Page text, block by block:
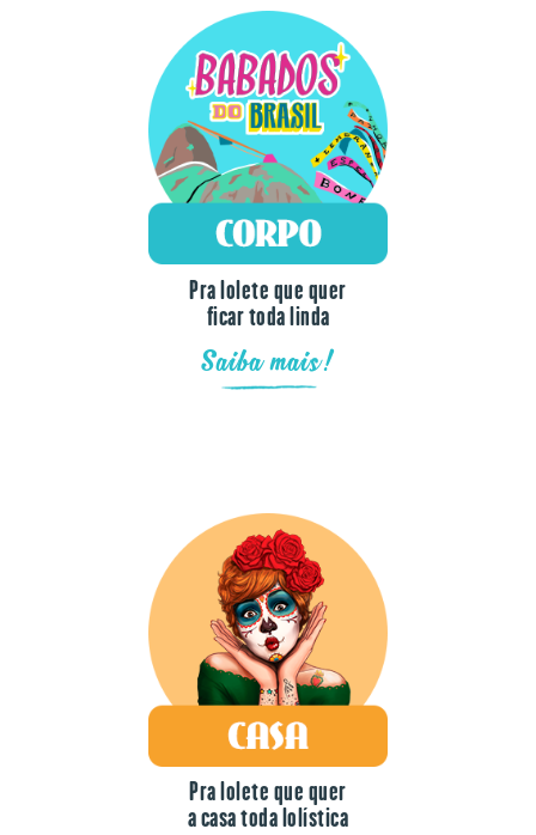
Pra lolete que quer
ficar toda linda
Saiba mais!
Pra lolete que quer
a casa toda lolística